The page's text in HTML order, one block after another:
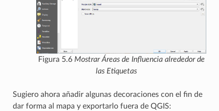
Figura 5.6 Mostrar Áreas de Influencia alrededor de
las Etiquetas
Sugiero ahora añadir algunas decoraciones con el fin de
dar forma al mapa y exportarlo fuera de QGIS: